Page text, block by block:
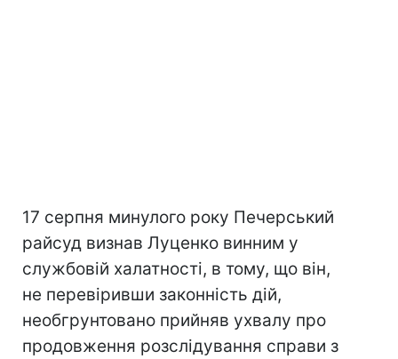
17 серпня минулого року Печерський
райсуд визнав Луценко винним у
службовій халатності, в тому, що він,
не перевіривши законність дій,
необгрунтовано прийняв ухвалу про
продовження розслідування справи з